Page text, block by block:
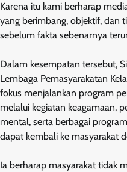
Karena itu kami berharap
yang berimbang, objektif, dan
sebelum fakta sebenarnya
Dalam kesempatan tersebut,
Lembaga Pemasyarakatan
fokus menjalankan program
melalui kegiatan keagamaan,
mental, serta berbagai
dapat kembali ke masyarakat
Ia berharap masyarakat tidak